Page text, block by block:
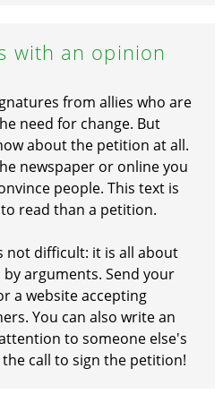
with an opinion
from allies who are
need for change. But
about the petition at all.
newspaper or online you
people. This text is
read than a petition.
not difficult: it is all about
arguments. Send your
a website accepting
You can also write an
to someone else's
call to sign the petition!